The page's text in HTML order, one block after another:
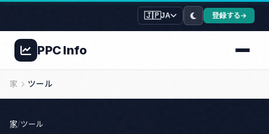
🇯🇵JA 登録する
PPCInfo
家 ツール
家/ツール